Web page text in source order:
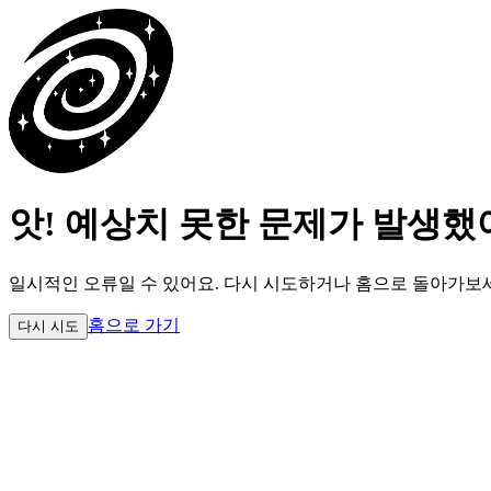
앗! 예상치 못한 문제가 발생했
일시적인 오류일 수 있어요. 다시 시도하거나 홈으로 돌아가보
다시 시도 홈으로 가기